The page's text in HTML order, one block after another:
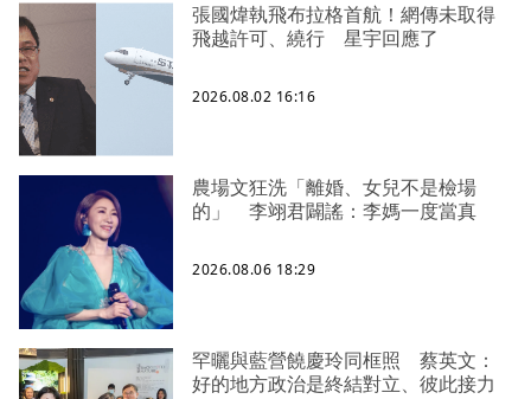
張國煒執飛布拉格首航！網傳未取得
飛越許可、繞行 星宇回應了
2026.08.02 16:16
農場文狂洗「離婚、女兒不是檢場
的」 李翊君闢謠：李媽一度當真
2026.08.06 18:29
罕曬與藍營饒慶玲同框照 蔡英文：
好的地方政治是終結對立、彼此接力